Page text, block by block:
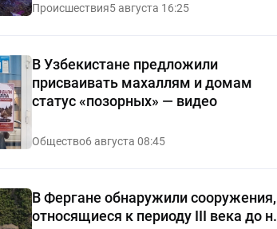
Происшествия5 августа 16:25
В Узбекистане предложили
присваивать махаллям и домам
статус «позорных» — видео
Общество6 августа 08:45
В Фергане обнаружили сооружения,
относящиеся к периоду III века до н.